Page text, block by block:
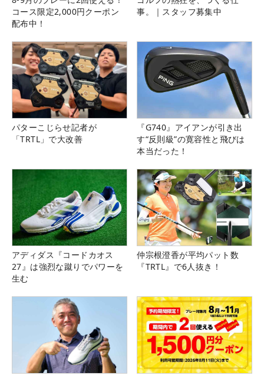
コース限定2,000円クーポン
配布中！
事。｜スタッフ募集中
パターこじらせ記者が
「TRTL」で大改善
『G740』アイアンが引き出
す“反則級”の寛容性と飛びは
本当だった！
アディダス『コードカオス
27』は強烈な蹴りでパワーを
生む
仲宗根澄香が平均パット数
『TRTL』で6人抜き！